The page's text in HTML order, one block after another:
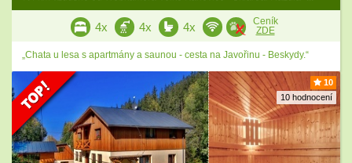
4x 4x 4x
Ceník
ZDE
„Chata u lesa s apartmány a saunou - cesta na Javořinu - Beskydy.“
10
10 hodnocení